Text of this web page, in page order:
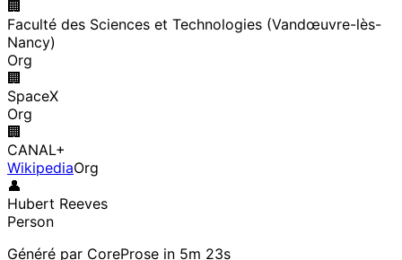
🏢
Faculté des Sciences et Technologies (Vandœuvre-lès-
Nancy)
Org
🏢
SpaceX
Org
🏢
CANAL+
WikipediaOrg
👤
Hubert Reeves
Person
Généré par CoreProse in 5m 23s